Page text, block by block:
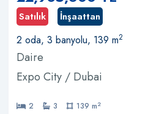
Satılık İnşaattan
2 oda, 3 banyolu, 139 m2
Daire
Expo City / Dubai
2 3 139 m2